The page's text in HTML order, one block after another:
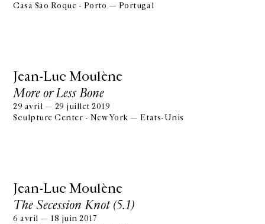
Casa Sao Roque - Porto — Portugal
Jean-Luc Moulène
More or Less Bone
29 avril — 29 juillet 2019
Sculpture Center - New York — Etats-Unis
Jean-Luc Moulène
The Secession Knot (5.1)
6 avril — 18 juin 2017